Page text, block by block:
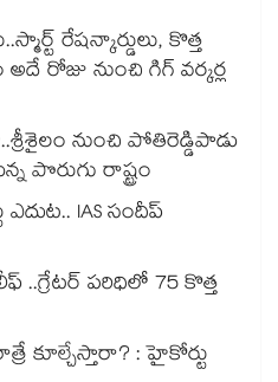
రేషన్కార్డులు, కొత్త
రోజు నుంచి గిగ్ వర్కర్ల
నుంచి పోతిరెడ్డిపాడు
పొరుగు రాష్ట్రం
IAS సందీప్
..గ్రేటర్ పరిధిలో 75 కొత్త
కూల్చేస్తారా? : హైకోర్టు